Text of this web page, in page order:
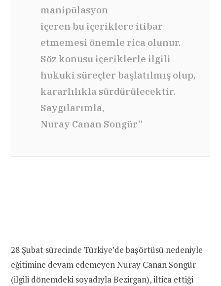
manipülasyon
içeren bu içeriklere itibar
etmemesi önemle rica olunur.
Söz konusu içeriklerle ilgili
hukuki süreçler başlatılmış olup,
kararlılıkla sürdürülecektir.
Saygılarımla,
Nuray Canan Songür”
28 Şubat sürecinde Türkiye’de başörtüsü nedeniyle
eğitimine devam edemeyen Nuray Canan Songür
(ilgili dönemdeki soyadıyla Bezirgan), iltica ettiği